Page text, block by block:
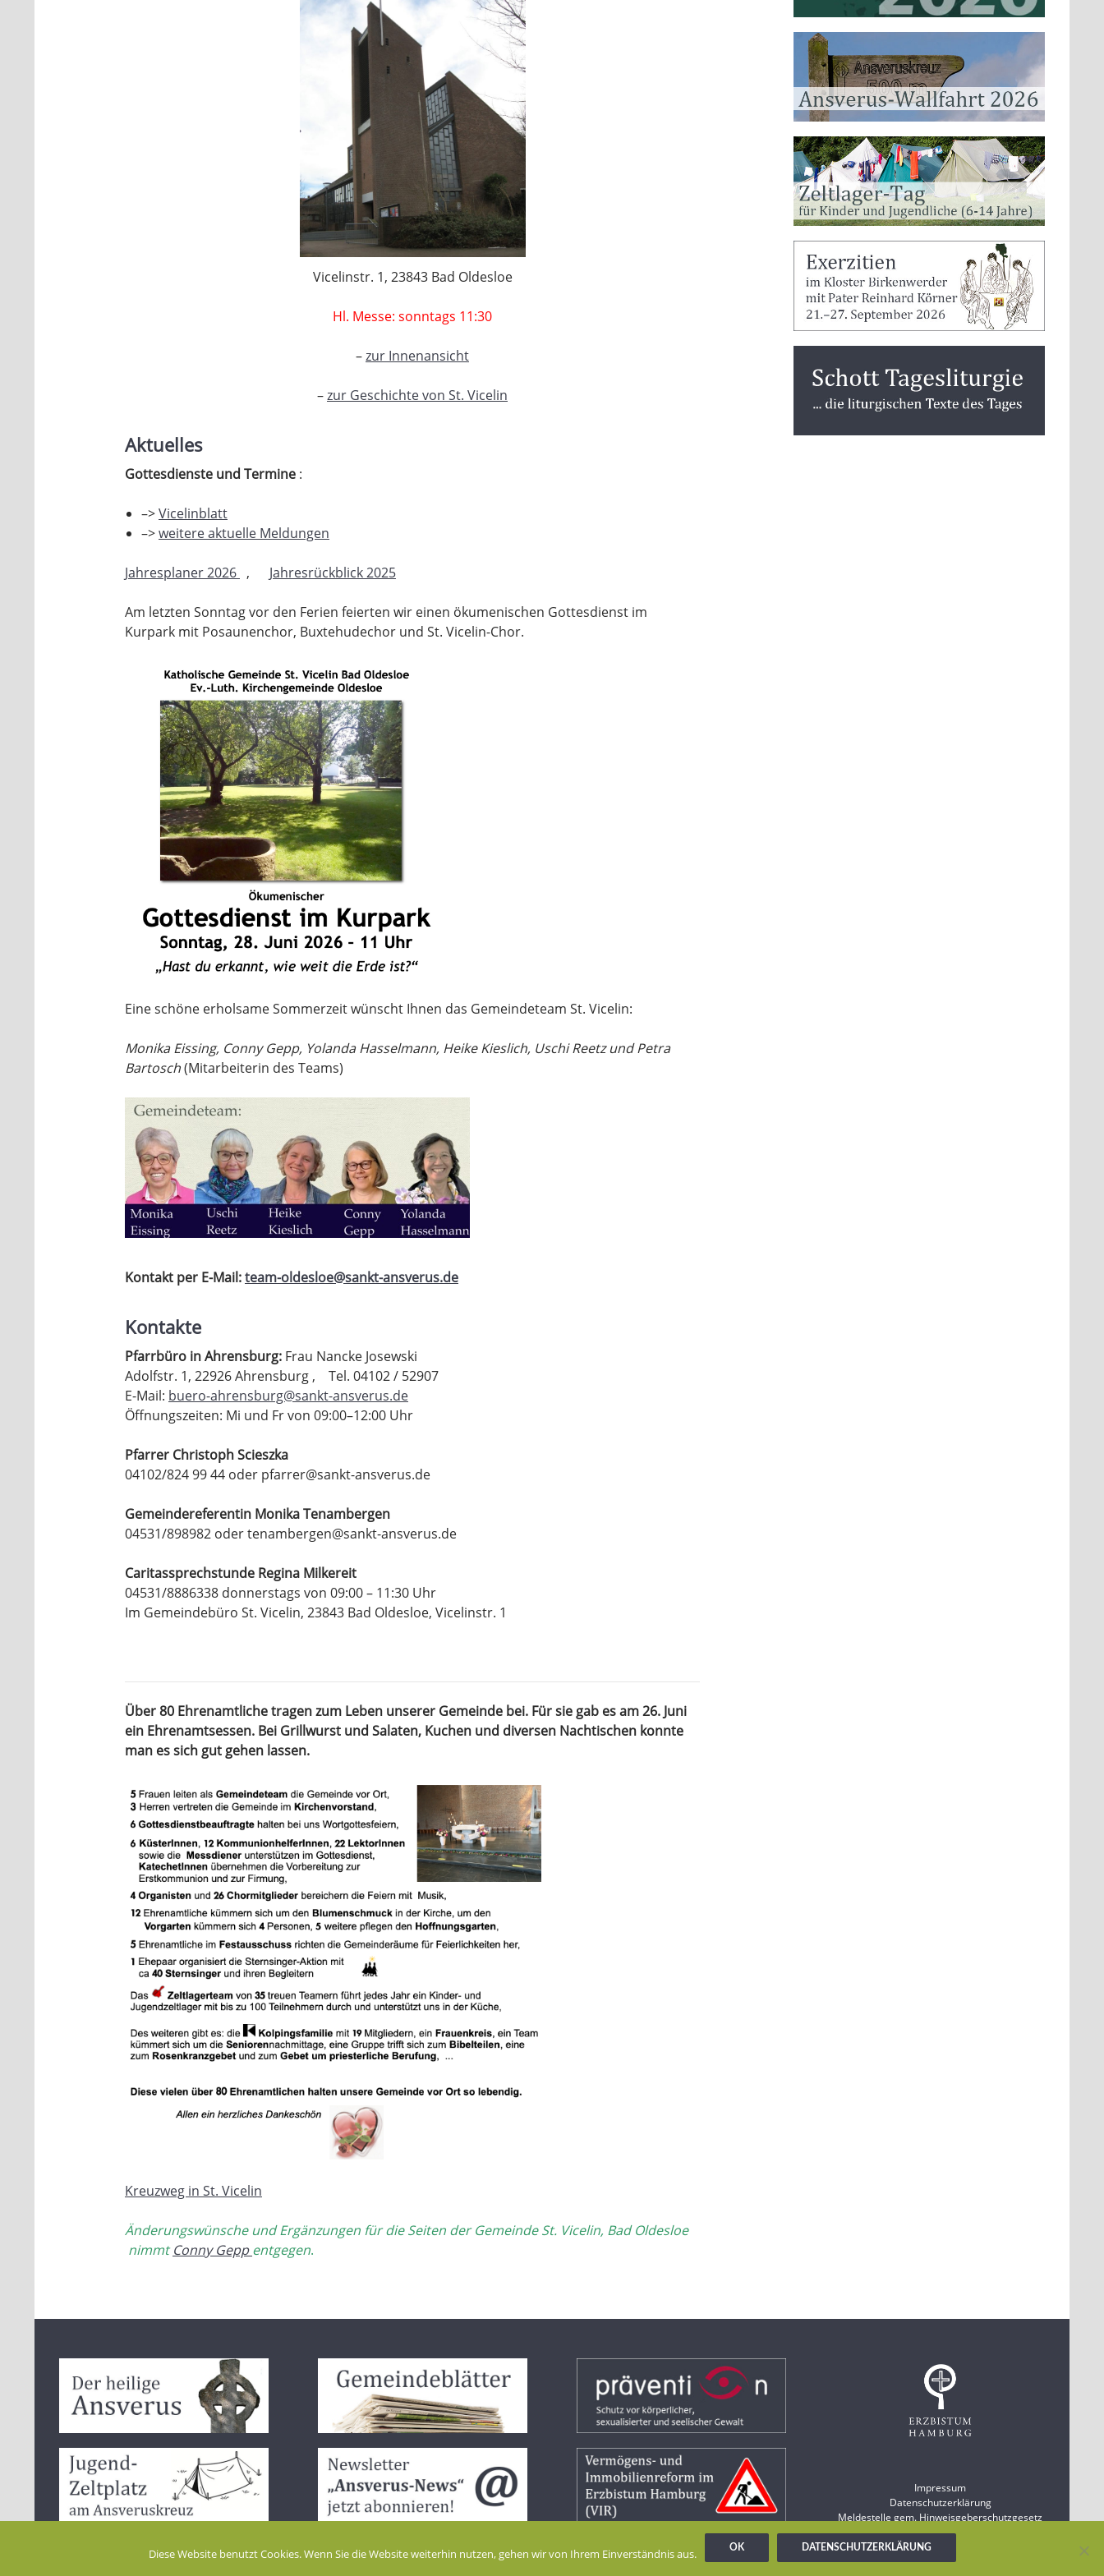
Vicelinstr. 1, 23843 Bad Oldesloe
Hl. Messe: sonntags 11:30
–zur Innenansicht
–zur Geschichte von St. Vicelin
Aktuelles
Gottesdienste und Termine :
–>Vicelinblatt
–>weitere aktuelle Meldungen
Jahresplaner 2026 , Jahresrückblick 2025
Am letzten Sonntag vor den Ferien feierten wir einen ökumenischen Gottesdienst im
Kurpark mit Posaunenchor, Buxtehudechor und St. Vicelin-Chor.
Eine schöne erholsame Sommerzeit wünscht Ihnen das Gemeindeteam St. Vicelin:
Monika Eissing, Conny Gepp, Yolanda Hasselmann, Heike Kieslich, Uschi Reetz und Petra
Bartosch(Mitarbeiterin des Teams)
Kontakt per E-Mail:team-oldesloe@sankt-ansverus.de
Kontakte
Pfarrbüro in Ahrensburg: Frau Nancke Josewski
Adolfstr. 1, 22926 Ahrensburg , Tel. 04102 / 52907
E-Mail: buero-ahrensburg@sankt-ansverus.de
Öffnungszeiten: Mi und Fr von 09:00–12:00 Uhr
Pfarrer Christoph Scieszka
04102/824 99 44 oder pfarrer@sankt-ansverus.de
Gemeindereferentin Monika Tenambergen
04531/898982 oder tenambergen@sankt-ansverus.de
Caritassprechstunde Regina Milkereit
04531/8886338 donnerstags von 09:00 – 11:30 Uhr
Im Gemeindebüro St. Vicelin, 23843 Bad Oldesloe, Vicelinstr. 1
Über 80 Ehrenamtliche tragen zum Leben unserer Gemeinde bei. Für sie gab es am 26. Juni
ein Ehrenamtsessen. Bei Grillwurst und Salaten, Kuchen und diversen Nachtischen konnte
man es sich gut gehen lassen.
Kreuzweg in St. Vicelin
Änderungswünsche und Ergänzungen für die Seiten der Gemeinde St. Vicelin, Bad Oldesloe
nimmtConny Geppentgegen.
Impressum
Datenschutzerklärung
Meldestelle gem. Hinweisgeberschutzgesetz
Diese Website benutzt Cookies. Wenn Sie die Website weiterhin nutzen, gehen wir von Ihrem Einverständnis aus. OK DATENSCHUTZERKLÄRUNG